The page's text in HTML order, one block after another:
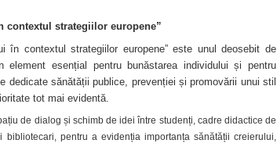
contextul strategiilor europene”
în contextul strategiilor europene” este unul deosebit de
esențial pentru bunăstarea individului și pentru
sănătății publice, prevenției și promovării unui stil
tot mai evidentă.
de dialog și schimb de idei între studenți, cadre didactice de
bibliotecari, pentru a evidenția importanța sănătății creierului,